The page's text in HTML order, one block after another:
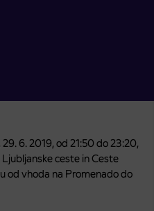
6. 2019, od 21:50 do 23:20,
ceste in Ceste
od vhoda na Promenado do